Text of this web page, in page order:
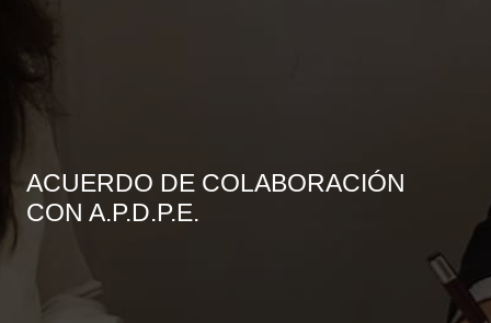
ACUERDO DE COLABORACIÓN
CON A.P.D.P.E.